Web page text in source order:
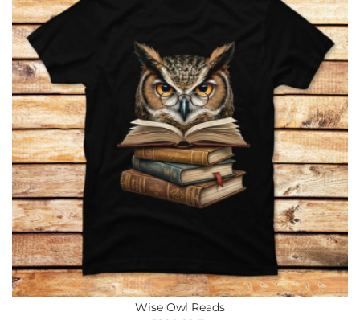
Wise Owl Reads